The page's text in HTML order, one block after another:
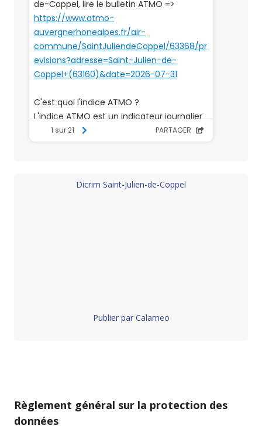
Dicrim Saint-Julien-de-Coppel
Publier par Calameo
Règlement général sur la protection des
données